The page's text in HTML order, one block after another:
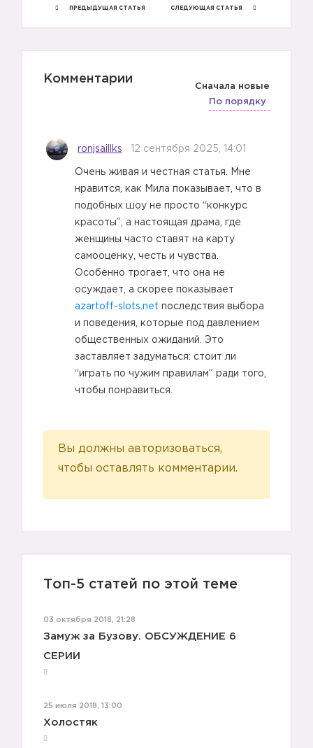
ПРЕДЫДУЩАЯ СТАТЬЯ СЛЕДУЮЩАЯ СТАТЬЯ
Комментарии
Сначала новые
По порядку
ronjsaillks 12 сентября 2025, 14:01
Очень живая и честная статья. Мне
нравится, как Мила показывает, что в
подобных шоу не просто “конкурс
красоты”, а настоящая драма, где
женщины часто ставят на карту
самооценку, честь и чувства.
Особенно трогает, что она не
осуждает, а скорее показывает
azartoff-slots.net последствия выбора
и поведения, которые под давлением
общественных ожиданий. Это
заставляет задуматься: стоит ли
“играть по чужим правилам” ради того,
чтобы понравиться.
Вы должны авторизоваться,
чтобы оставлять комментарии.
Топ-5 статей по этой теме
03 октября 2018, 21:28
Замуж за Бузову. ОБСУЖДЕНИЕ 6
СЕРИИ
25 июля 2018, 13:00
Холостяк